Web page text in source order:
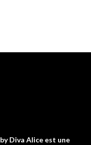
Diva Alice est une